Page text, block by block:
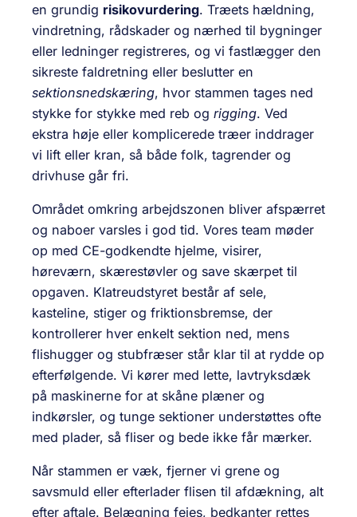
en grundig risikovurdering. Træets hældning,
vindretning, rådskader og nærhed til bygninger
eller ledninger registreres, og vi fastlægger den
sikreste faldretning eller beslutter en
sektionsnedskæring, hvor stammen tages ned
stykke for stykke med reb og rigging. Ved
ekstra høje eller komplicerede træer inddrager
vi lift eller kran, så både folk, tagrender og
drivhuse går fri.
Området omkring arbejdszonen bliver afspærret
og naboer varsles i god tid. Vores team møder
op med CE-godkendte hjelme, visirer,
høreværn, skærestøvler og save skærpet til
opgaven. Klatreudstyret består af sele,
kasteline, stiger og friktionsbremse, der
kontrollerer hver enkelt sektion ned, mens
flishugger og stubfræser står klar til at rydde op
efterfølgende. Vi kører med lette, lavtryksdæk
på maskinerne for at skåne plæner og
indkørsler, og tunge sektioner understøttes ofte
med plader, så fliser og bede ikke får mærker.
Når stammen er væk, fjerner vi grene og
savsmuld eller efterlader flisen til afdækning, alt
efter aftale. Belægning fejes, bedkanter rettes